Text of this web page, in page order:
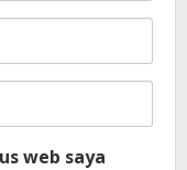
web saya